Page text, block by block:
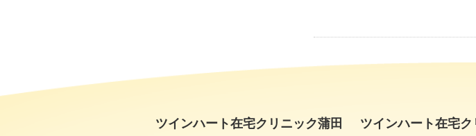
ツインハート在宅クリニック蒲田 ツインハート在宅ク